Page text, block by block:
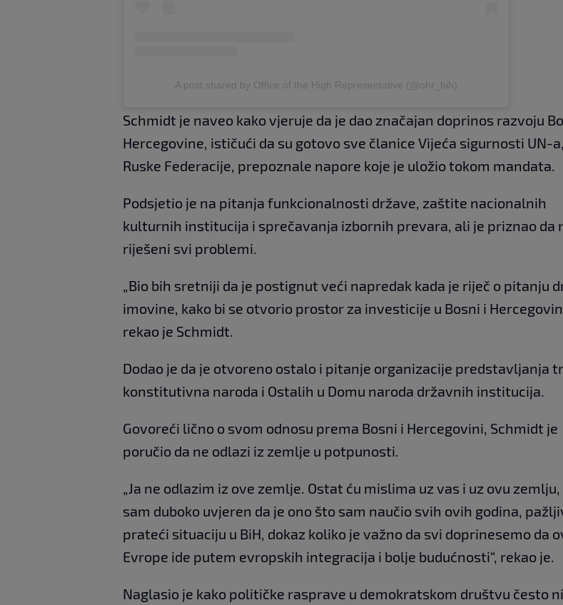
A post shared by Office of the High Representative (@ohr_bih)
Schmidt je naveo kako vjeruje da je dao značajan doprinos razvoju
Hercegovine, ističući da su gotovo sve članice Vijeća sigurnosti UN-
Ruske Federacije, prepoznale napore koje je uložio tokom mandata.
Podsjetio je na pitanja funkcionalnosti države, zaštite nacionalnih
kulturnih institucija i sprečavanja izbornih prevara, ali je priznao da
riješeni svi problemi.
„Bio bih sretniji da je postignut veći napredak kada je riječ o pitanju
imovine, kako bi se otvorio prostor za investicije u Bosni i
rekao je Schmidt.
Dodao je da je otvoreno ostalo i pitanje organizacije predstavljanja
konstitutivna naroda i Ostalih u Domu naroda državnih institucija.
Govoreći lično o svom odnosu prema Bosni i Hercegovini, Schmidt je
poručio da ne odlazi iz zemlje u potpunosti.
„Ja ne odlazim iz ove zemlje. Ostat ću mislima uz vas i uz ovu
sam duboko uvjeren da je ono što sam naučio svih ovih godina,
prateći situaciju u BiH, dokaz koliko je važno da svi doprinesemo da
Evrope ide putem evropskih integracija i bolje budućnosti“, rekao je.
Naglasio je kako političke rasprave u demokratskom društvu često